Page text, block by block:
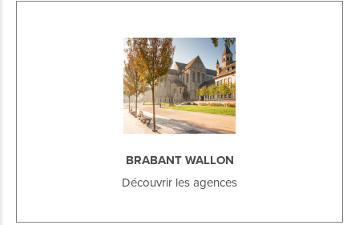
BRABANT WALLON
Découvrir les agences